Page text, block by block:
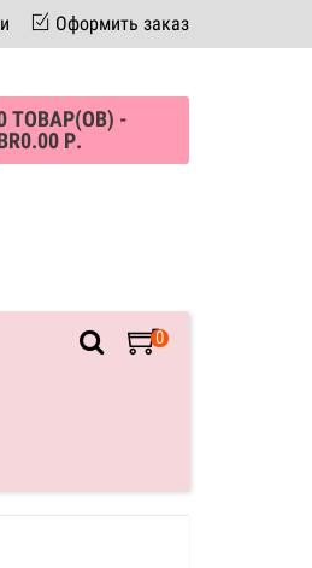
Оформить заказ
ТОВАР(ОВ) -
Р.
0